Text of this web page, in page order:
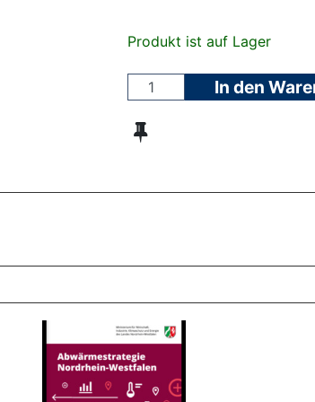
Produkt ist auf Lager
In den
BROSCHÜREN